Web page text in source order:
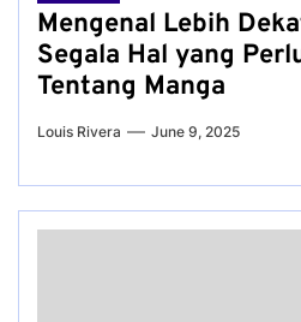
Mengenal Lebih
Segala Hal yang
Tentang Manga
Louis Rivera June 9, 2025